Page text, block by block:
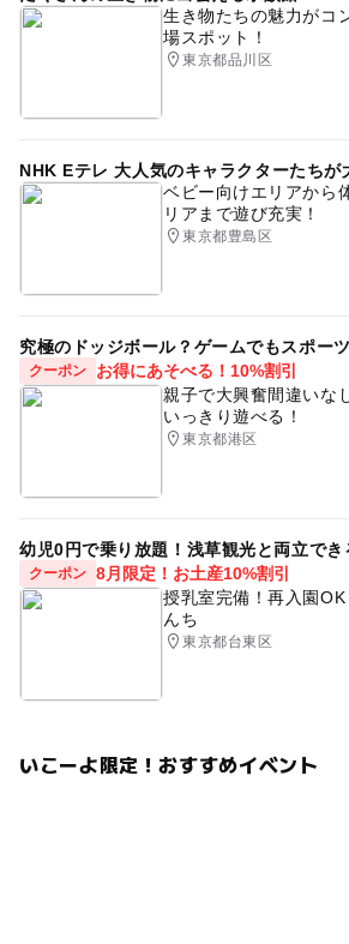
生き物たちの魅力がコ
場スポット！
東京都品川区
NHK Eテレ 大人気のキャラクターたちが
ベビー向けエリアから
リアまで遊び充実！
東京都豊島区
究極のドッジボール？ゲームでもスポー
クーポン
お得にあそべる！10%割引
親子で大興奮間違いな
いっきり遊べる！
東京都港区
幼児0円で乗り放題！浅草観光と両立で
クーポン 8月限定！お土産10%割引
授乳室完備！再入園
んち
東京都台東区
いこーよ限定！おすすめイベント